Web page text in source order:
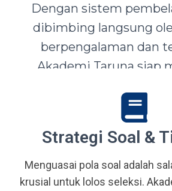
Dengan sistem
dibimbing langsung
berpengalaman dan
Akademi Taruna siap
mewujudkan impian
Abdi Negara, serta
bangsa.
Strategi Soal &
Menguasai pola soal adalah
krusial untuk lolos seleksi.